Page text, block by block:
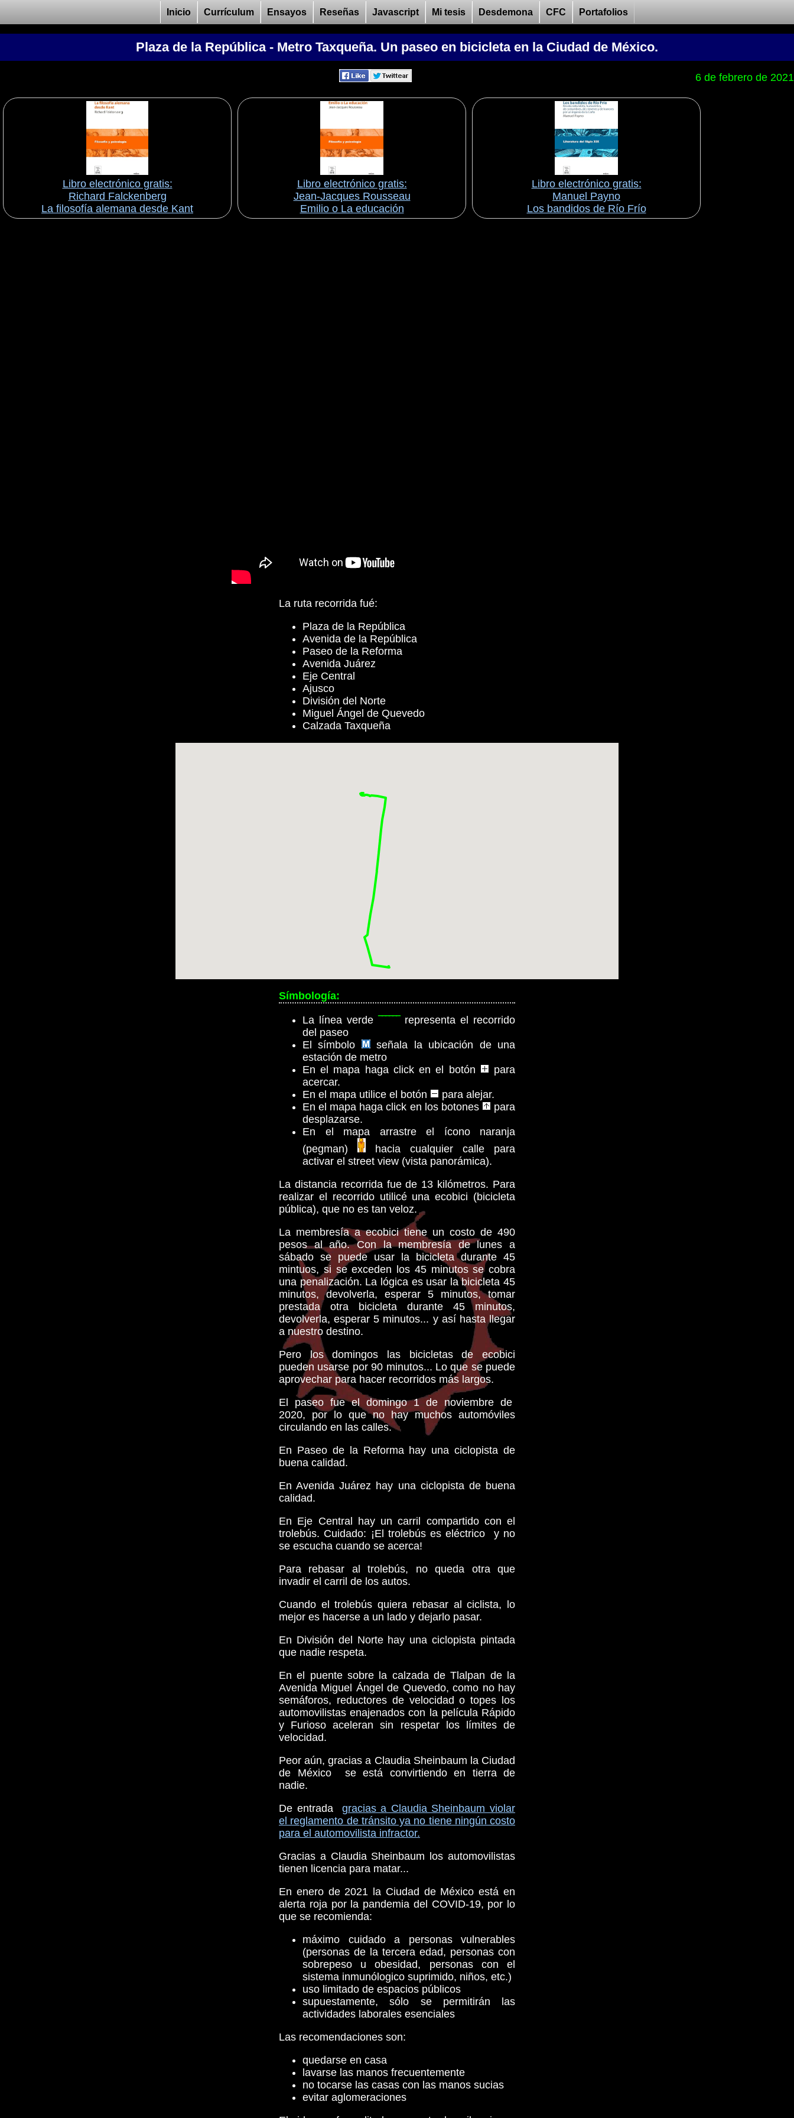
Inicio Currículum Ensayos Reseñas Javascript Mi tesis Desdemona CFC Portafolios
Plaza de la República - Metro Taxqueña. Un paseo en bicicleta en la Ciudad de México.
6 de febrero de 2021
Libro electrónico gratis:
Richard Falckenberg
La filosofía alemana desde Kant
Libro electrónico gratis:
Jean-Jacques Rousseau
Emilio o La educación
Libro electrónico gratis:
Manuel Payno
Los bandidos de Río Frío
La ruta recorrida fué:
Plaza de la República
Avenida de la República
Paseo de la Reforma
Avenida Juárez
Eje Central
Ajusco
División del Norte
Miguel Ángel de Quevedo
Calzada Taxqueña
Símbología:
La línea verde‾‾‾‾‾‾representa el recorrido
del paseo
El símbolo
señala la ubicación de una
estación de metro
En el mapa haga click en el botón
para
acercar.
En el mapa utilice el botón
para alejar.
En el mapa haga click en los botones
para
desplazarse.
En el mapa arrastre el ícono naranja
(pegman)
hacia cualquier calle para
activar el street view (vista panorámica).
La distancia recorrida fue de 13 kilómetros. Para
realizar el recorrido utilicé una ecobici (bicicleta
pública), que no es tan veloz.
La membresía a ecobici tiene un costo de 490
pesos al año. Con la membresía de lunes a
sábado se puede usar la bicicleta durante 45
mintuos, si se exceden los 45 minutos se cobra
una penalización. La lógica es usar la bicicleta 45
minutos, devolverla, esperar 5 minutos, tomar
prestada otra bicicleta durante 45 minutos,
devolverla, esperar 5 minutos... y así hasta llegar
a nuestro destino.
Pero los domingos las bicicletas de ecobici
pueden usarse por 90 minutos... Lo que se puede
aprovechar para hacer recorridos más largos.
El paseo fue el domingo 1 de noviembre de
2020, por lo que no hay muchos automóviles
circulando en las calles.
En Paseo de la Reforma hay una ciclopista de
buena calidad.
En Avenida Juárez hay una ciclopista de buena
calidad.
En Eje Central hay un carril compartido con el
trolebús. Cuidado: ¡El trolebús es eléctrico y no
se escucha cuando se acerca!
Para rebasar al trolebús, no queda otra que
invadir el carril de los autos.
Cuando el trolebús quiera rebasar al ciclista, lo
mejor es hacerse a un lado y dejarlo pasar.
En División del Norte hay una ciclopista pintada
que nadie respeta.
En el puente sobre la calzada de Tlalpan de la
Avenida Miguel Ángel de Quevedo, como no hay
semáforos, reductores de velocidad o topes los
automovilistas enajenados con la película Rápido
y Furioso aceleran sin respetar los límites de
velocidad.
Peor aún, gracias a Claudia Sheinbaum la Ciudad
de México se está convirtiendo en tierra de
nadie.
De entrada gracias a Claudia Sheinbaum violar
el reglamento de tránsito ya no tiene ningún costo
para el automovilista infractor.
Gracias a Claudia Sheinbaum los automovilistas
tienen licencia para matar...
En enero de 2021 la Ciudad de México está en
alerta roja por la pandemia del COVID-19, por lo
que se recomienda:
máximo cuidado a personas vulnerables
(personas de la tercera edad, personas con
sobrepeso u obesidad, personas con el
sistema inmunólogico suprimido, niños, etc.)
uso limitado de espacios públicos
supuestamente, sólo se permitirán las
actividades laborales esenciales
Las recomendaciones son:
quedarse en casa
lavarse las manos frecuentemente
no tocarse las casas con las manos sucias
evitar aglomeraciones